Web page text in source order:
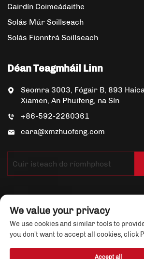
Gairdín Coimeádaithe
Solás Múr Soillseach
Solás Fionntrá Soillseach
Déan Teagmháil Linn
Seomra 3003, Fógair B, 893
Xiamen, An Phuifeng, na Sín
+86-592-2280361
cara@xmzhuofeng.com
Copyright © Xiamen Yuandian
Caiphteanna Gach Ruda
We value your privacy
We use cookies and similar tools to
you don't want to accept all cookies, click
Accept all